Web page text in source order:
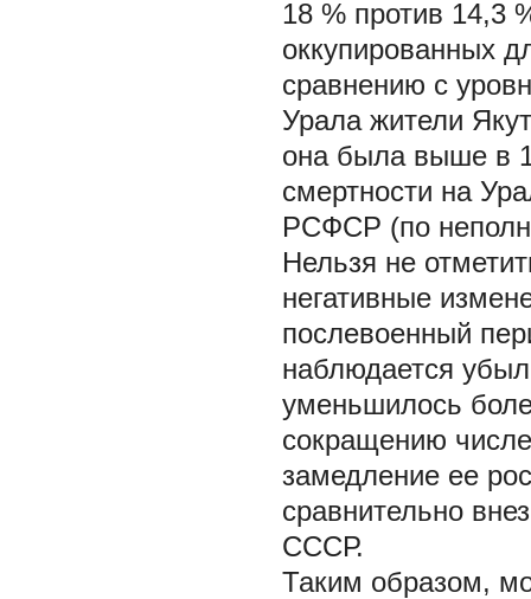
18 % против 14,3
оккупированных
сравнению с
Урала жители
она была выше в
смертности на
РСФСР (по
Нельзя не
негативные
послевоенный
наблюдается
уменьшилось
сокращению
замедление ее
сравнительно
СССР.
Таким образом,